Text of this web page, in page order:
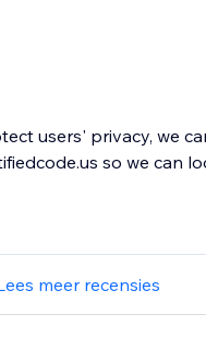
users' privacy, we
so we can
meer recensies